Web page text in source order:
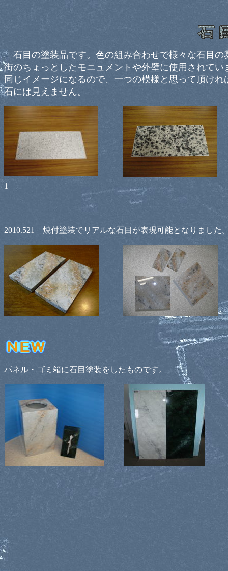
石目の塗装品です。色の組み合わせで様々な石目の
街のちょっとしたモニュメントや外壁に使用されて
同じイメージになるので、一つの模様と思って頂け
石には見えません。
1
2010.521 焼付塗装でリアルな石目が表現可能となりました
パネル・ゴミ箱に石目塗装をしたものです。